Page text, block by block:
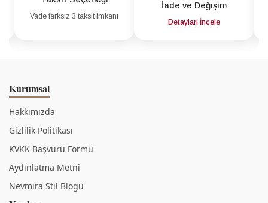
Vade farksız 3 taksit imkanı
İade ve Değişim
Detayları İncele
Kurumsal
Hakkımızda
Gizlilik Politikası
KVKK Başvuru Formu
Aydınlatma Metni
Nevmira Stil Blogu